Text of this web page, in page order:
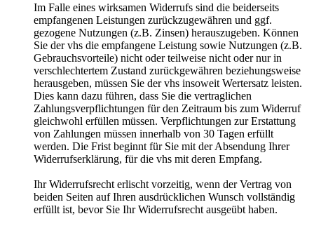
Im Falle eines wirksamen Widerrufs sind die beiderseits
empfangenen Leistungen zurückzugewähren und ggf.
gezogene Nutzungen (z.B. Zinsen) herauszugeben. Können
Sie der vhs die empfangene Leistung sowie Nutzungen (z.B.
Gebrauchsvorteile) nicht oder teilweise nicht oder nur in
verschlechtertem Zustand zurückgewähren beziehungsweise
herausgeben, müssen Sie der vhs insoweit Wertersatz leisten.
Dies kann dazu führen, dass Sie die vertraglichen
Zahlungsverpflichtungen für den Zeitraum bis zum Widerruf
gleichwohl erfüllen müssen. Verpflichtungen zur Erstattung
von Zahlungen müssen innerhalb von 30 Tagen erfüllt
werden. Die Frist beginnt für Sie mit der Absendung Ihrer
Widerrufserklärung, für die vhs mit deren Empfang.
Ihr Widerrufsrecht erlischt vorzeitig, wenn der Vertrag von
beiden Seiten auf Ihren ausdrücklichen Wunsch vollständig
erfüllt ist, bevor Sie Ihr Widerrufsrecht ausgeübt haben.